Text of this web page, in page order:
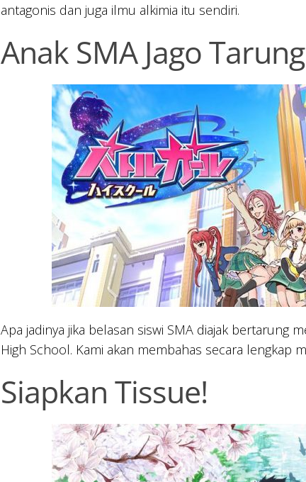
antagonis dan juga ilmu alkimia itu sendiri.
Anak SMA Jago
Apa jadinya jika belasan siswi SMA diajak bertarung
High School. Kami akan membahas secara lengkap
Siapkan Tissue!